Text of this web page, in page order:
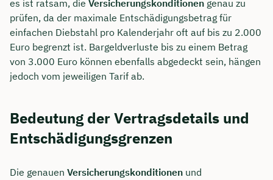
es ist ratsam, die Versicherungskonditionen genau zu
prüfen, da der maximale Entschädigungsbetrag für
einfachen Diebstahl pro Kalenderjahr oft auf bis zu 2.000
Euro begrenzt ist. Bargeldverluste bis zu einem Betrag
von 3.000 Euro können ebenfalls abgedeckt sein, hängen
jedoch vom jeweiligen Tarif ab.
Bedeutung der Vertragsdetails und
Entschädigungsgrenzen
Die genauen Versicherungskonditionen und